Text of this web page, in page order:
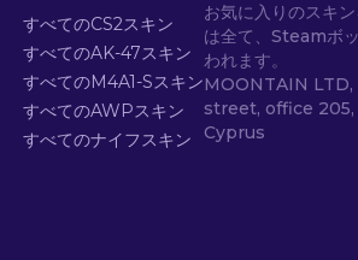
すべてのCS2スキン
すべてのAK-47スキン
すべてのM4A1-Sスキン
すべてのAWPスキン
すべてのナイフスキン
お気に入りのスキ
は全て、Steamボ
われます。
MOONTAIN
street, office 205,
Cyprus